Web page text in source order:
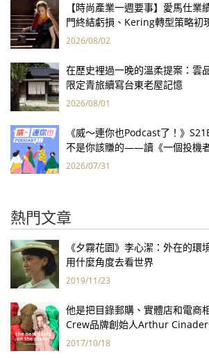
【時尚產業一週要事】愛馬仕業
門終結虧損、Kering轉型策略初
報亮眼
2026/08/02
在歷史裡過一晚的溫柔提案：雲
限定青旅續寫台東老屋記憶
2026/08/01
《威～連你也Podcast了！》
不是你該賺的——讀《一個投機
2026/07/31
熱門文章
《夕霧花園》李心潔：外在的環
用什麼角度去看世界
2019/11/23
他是把目錄郵購、實體店和電商
Crew品牌創始人Arthur
2017/10/18